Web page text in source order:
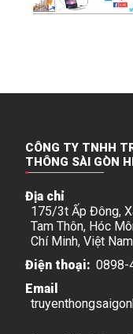
CÔNG TY TNHH
THÔNG SÀI GÒN
Địa chỉ
175/3t Ấp Đông,
Tam Thôn, Hóc
Chí Minh, Việt Nam
Điện thoại: 0898-
Email